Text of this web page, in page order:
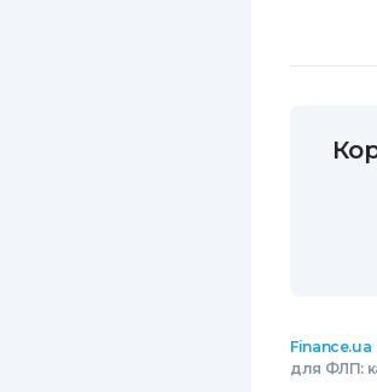
Finance.ua
для ФЛП: